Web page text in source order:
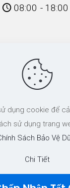
08:00 -
Bản quyền
và Các
dụng cookie để
sử dụng trang
Sách Bảo Vệ
Chi Tiết